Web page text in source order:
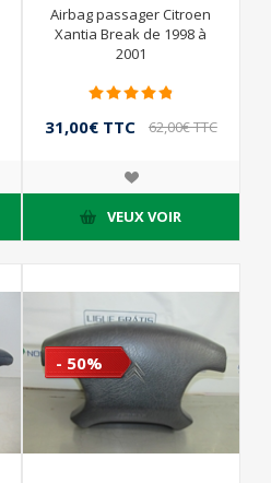
Airbag passager Citroen
Xantia Break de 1998 à
2001
31,00€ TTC 62,00€ TTC
VEUX VOIR
- 50%